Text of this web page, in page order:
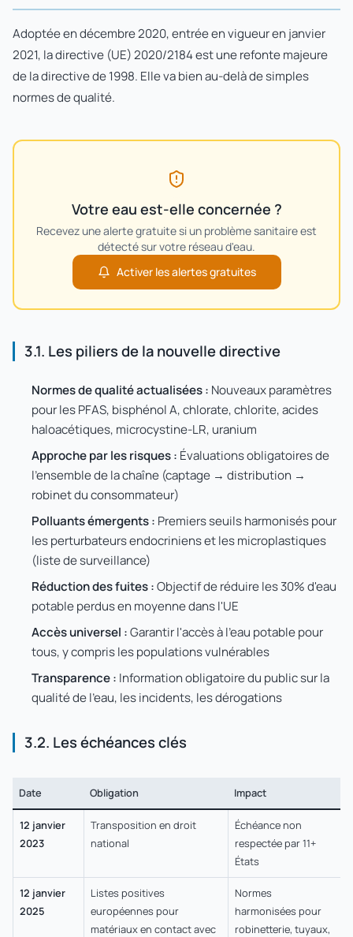
Adoptée en décembre 2020, entrée en vigueur en janvier
2021, la directive (UE) 2020/2184 est une refonte majeure
de la directive de 1998. Elle va bien au-delà de simples
normes de qualité.
Votre eau est-elle concernée ?
Recevez une alerte gratuite si un problème sanitaire est
détecté sur votre réseau d'eau.
Activer les alertes gratuites
3.1. Les piliers de la nouvelle directive
Normes de qualité actualisées : Nouveaux paramètres
pour les PFAS, bisphénol A, chlorate, chlorite, acides
haloacétiques, microcystine-LR, uranium
Approche par les risques : Évaluations obligatoires de
l'ensemble de la chaîne (captage → distribution →
robinet du consommateur)
Polluants émergents : Premiers seuils harmonisés pour
les perturbateurs endocriniens et les microplastiques
(liste de surveillance)
Réduction des fuites :Objectif de réduire les 30% d'eau
potable perdus en moyenne dans l'UE
Accès universel :Garantir l'accès à l'eau potable pour
tous, y compris les populations vulnérables
Transparence : Information obligatoire du public sur la
qualité de l'eau, les incidents, les dérogations
3.2. Les échéances clés
Date Obligation Impact
12 janvier
2023
Transposition en droit
national
Échéance non
respectée par 11+
États
12 janvier
2025
Listes positives
européennes pour
matériaux en contact avec
Normes
harmonisées pour
robinetterie, tuyaux,